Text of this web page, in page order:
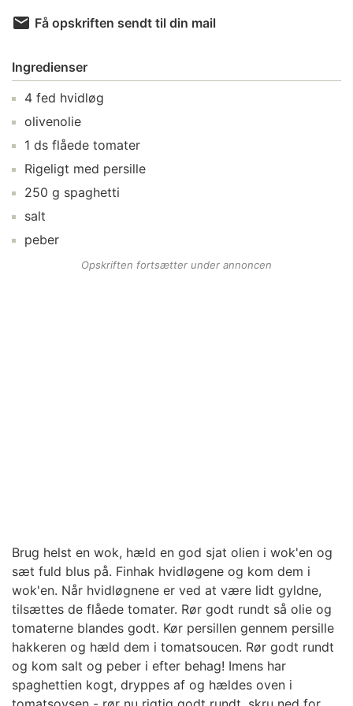
Få opskriften sendt til din mail
Ingredienser
4 fed hvidløg
olivenolie
1 ds flåede tomater
Rigeligt med persille
250 g spaghetti
salt
peber
Opskriften fortsætter under annoncen
Brug helst en wok, hæld en god sjat olien i wok'en og
sæt fuld blus på. Finhak hvidløgene og kom dem i
wok'en. Når hvidløgnene er ved at være lidt gyldne,
tilsættes de flåede tomater. Rør godt rundt så olie og
tomaterne blandes godt. Kør persillen gennem persille
hakkeren og hæld dem i tomatsoucen. Rør godt rundt
og kom salt og peber i efter behag! Imens har
spaghettien kogt, dryppes af og hældes oven i